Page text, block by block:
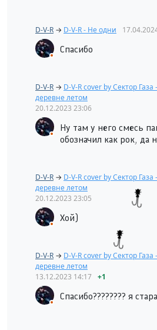
D-V-R → D-V-R - Не одни
Спасибо
D-V-R → D-V-R cover by Сектор
деревне летом
20.12.2023 23:06
Ну там у него смесь
обозначил как рок, да
D-V-R → D-V-R cover by Сектор
деревне летом
20.12.2023 23:05
Хой)
D-V-R → D-V-R cover by Сектор
деревне летом
13.12.2023 14:17 +1
Спасибо???????? я